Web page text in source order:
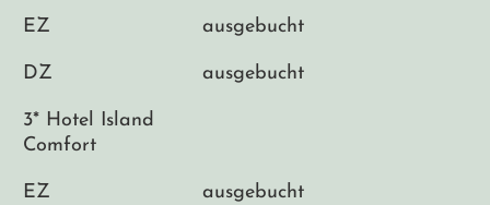
EZ ausgebucht
DZ ausgebucht
3* Hotel Island
Comfort
EZ ausgebucht